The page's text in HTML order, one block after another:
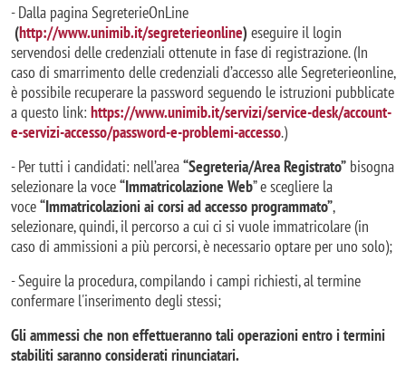
- Dalla pagina SegreterieOnLine
(http://www.unimib.it/segreterieonline)eseguire il login
servendosi delle credenziali ottenute in fase di registrazione. (In
caso di smarrimento delle credenziali d’accesso alle Segreterieonline,
è possibile recuperare la password seguendo le istruzioni pubblicate
a questo link: https://www.unimib.it/servizi/service-desk/account-
e-servizi-accesso/password-e-problemi-accesso.)
- Per tutti i candidati: nell’area“Segreteria/Area Registrato” bisogna
selezionare la voce“Immatricolazione Web” e scegliere la
voce“Immatricolazioni ai corsi ad accesso programmato”,
selezionare, quindi, il percorso a cui ci si vuole immatricolare (in
caso di ammissioni a più percorsi, è necessario optare per uno solo);
- Seguire la procedura, compilando i campi richiesti, al termine
confermare l'inserimento degli stessi;
Gli ammessi che non effettueranno tali operazioni entro i termini
stabiliti saranno considerati rinunciatari.